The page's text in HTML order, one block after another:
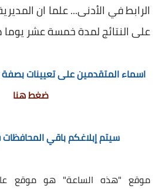
الرابط في الأدنى... علما ان
على النتائج لمدة خمسة عشر يوما
اسماء المتقدمين على تعيينات
ضغط هنا
سيتم إبلاغكم باقي المحافظات
موقع "هذه الساعة" هو موقع